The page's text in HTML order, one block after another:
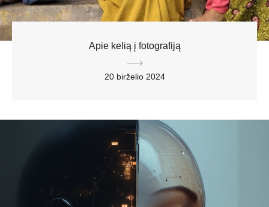
Apie kelią į fotografiją
20 birželio 2024